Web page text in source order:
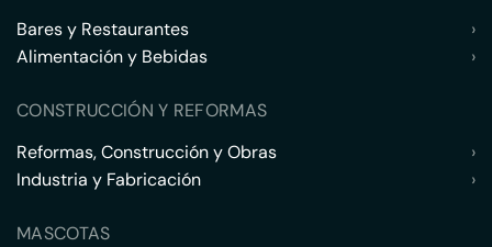
Bares y Restaurantes
›
Alimentación y Bebidas
›
CONSTRUCCIÓN Y REFORMAS
Reformas, Construcción y Obras
›
Industria y Fabricación
›
MASCOTAS